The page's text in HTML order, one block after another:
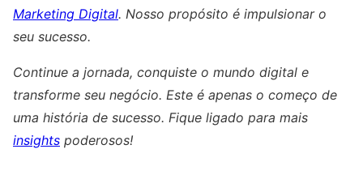
Marketing Digital. Nosso propósito é impulsionar o
seu sucesso.
Continue a jornada, conquiste o mundo digital e
transforme seu negócio. Este é apenas o começo de
uma história de sucesso. Fique ligado para mais
insights poderosos!